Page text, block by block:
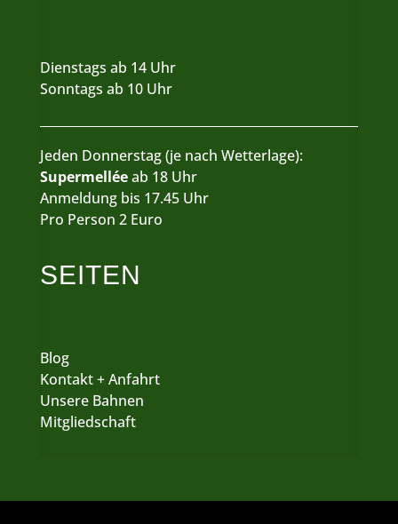
Dienstags ab 14 Uhr
Sonntags ab 10 Uhr
Jeden Donnerstag (je nach Wetterlage):
Supermelléeab 18 Uhr
Anmeldung bis 17.45 Uhr
Pro Person 2 Euro
SEITEN
Blog
Kontakt + Anfahrt
Unsere Bahnen
Mitgliedschaft